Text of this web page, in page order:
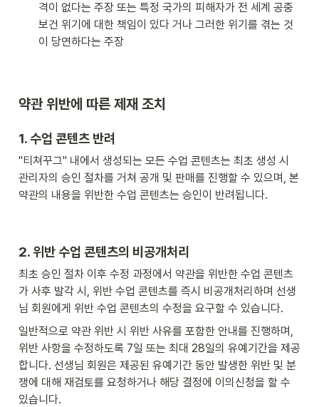
격이 없다는 주장 또는 특정 국가의 피해자가 전 세계 공중
보건 위기에 대한 책임이 있다 거나 그러한 위기를 겪는 것
이 당연하다는 주장
약관 위반에 따른 제재 조치
1. 수업 콘텐츠 반려
"티쳐꾸그" 내에서 생성되는 모든 수업 콘텐츠는 최초 생성 시
관리자의 승인 절차를 거쳐 공개 및 판매를 진행할 수 있으며, 본
약관의 내용을 위반한 수업 콘텐츠는 승인이 반려됩니다.
2. 위반 수업 콘텐츠의 비공개처리
최초 승인 절차 이후 수정 과정에서 약관을 위반한 수업 콘텐츠
가 사후 발각 시, 위반 수업 콘텐츠를 즉시 비공개처리하며 선생
님 회원에게 위반 수업 콘텐츠의 수정을 요구할 수 있습니다.
일반적으로 약관 위반 시 위반 사유를 포함한 안내를 진행하며,
위반 사항을 수정하도록 7일 또는 최대 28일의 유예기간을 제공
합니다. 선생님 회원은 제공된 유예기간 동안 발생한 위반 및 분
쟁에 대해 재검토를 요청하거나 해당 결정에 이의신청을 할 수
있습니다.